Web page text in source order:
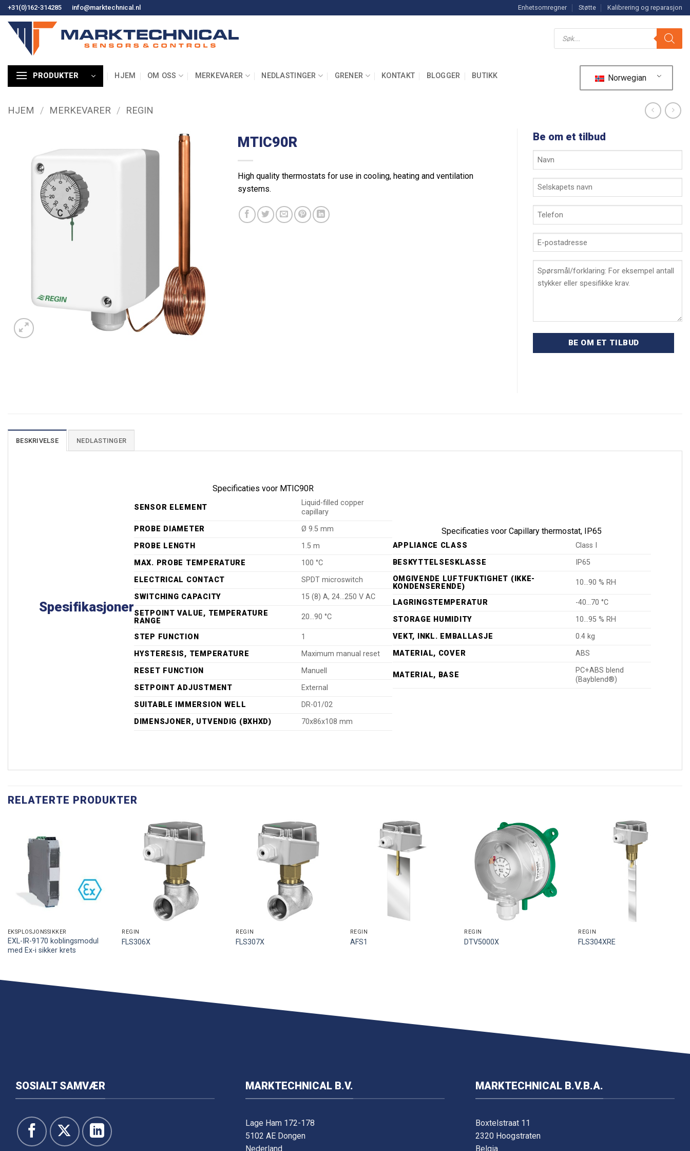
Hopp
til
innhold
+31(0)162-314285 info@marktechnical.nl Enhetsomregner Støtte Kalibrering og reparasjon
Søk
etter
PRODUKTER HJEM OM OSS MERKEVARER NEDLASTINGER GRENER KONTAKT BLOGGER BUTIKK Norwegian
HJEM / MERKEVARER / REGIN
MTIC90R
High quality thermostats for use in cooling, heating and ventilation
systems.
Be om et tilbud
Ditt
navn
Selskapets
navn
Telefon
*
E-
postadresse
Spørsmål/forklaring
BESKRIVELSE NEDLASTINGER
Spesifikasjoner
Specificaties voor MTIC90R
SENSOR ELEMENT
Liquid-filled copper
capillary
PROBE DIAMETER
Ø 9.5 mm
PROBE LENGTH
1.5 m
MAX. PROBE TEMPERATURE
100 °C
ELECTRICAL CONTACT
SPDT microswitch
SWITCHING CAPACITY
15 (8) A, 24…250 V AC
SETPOINT VALUE, TEMPERATURE
RANGE
20…90 °C
STEP FUNCTION
1
HYSTERESIS, TEMPERATURE
Maximum manual reset
RESET FUNCTION
Manuell
SETPOINT ADJUSTMENT
External
SUITABLE IMMERSION WELL
DR-01/02
DIMENSJONER, UTVENDIG (BXHXD)
70x86x108 mm
Specificaties voor Capillary thermostat, IP65
APPLIANCE CLASS
Class I
BESKYTTELSESKLASSE
IP65
OMGIVENDE LUFTFUKTIGHET (IKKE-
KONDENSERENDE)
10…90 % RH
LAGRINGSTEMPERATUR
-40…70 °C
STORAGE HUMIDITY
10…95 % RH
VEKT, INKL. EMBALLASJE
0.4 kg
MATERIAL, COVER
ABS
MATERIAL, BASE
PC+ABS blend
(Bayblend®)
RELATERTE PRODUKTER
EKSPLOSJONSSIKKER
EXL-IR-9170 koblingsmodul
med Ex-i sikker krets
REGIN
FLS306X
REGIN
FLS307X
REGIN
AFS1
REGIN
DTV5000X
REGIN
FLS304XRE
SOSIALT SAMVÆR MARKTECHNICAL B.V.
Lage Ham 172-178
5102 AE Dongen
Nederland
MARKTECHNICAL B.V.B.A.
Boxtelstraat 11
2320 Hoogstraten
Belgia